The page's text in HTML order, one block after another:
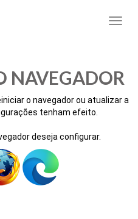
NAVEGADOR
o navegador ou atualizar a
tenham efeito.
deseja configurar.